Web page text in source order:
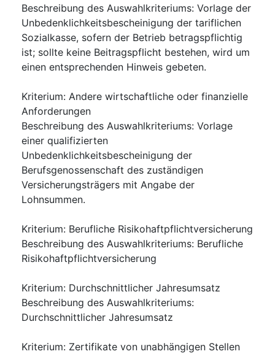
Beschreibung des Auswahlkriteriums: Vorlage der
Unbedenklichkeitsbescheinigung der tariflichen
Sozialkasse, sofern der Betrieb betragspflichtig
ist; sollte keine Beitragspflicht bestehen, wird um
einen entsprechenden Hinweis gebeten.
Kriterium: Andere wirtschaftliche oder finanzielle
Anforderungen
Beschreibung des Auswahlkriteriums: Vorlage
einer qualifizierten
Unbedenklichkeitsbescheinigung der
Berufsgenossenschaft des zuständigen
Versicherungsträgers mit Angabe der
Lohnsummen.
Kriterium: Berufliche Risikohaftpflichtversicherung
Beschreibung des Auswahlkriteriums: Berufliche
Risikohaftpflichtversicherung
Kriterium: Durchschnittlicher Jahresumsatz
Beschreibung des Auswahlkriteriums:
Durchschnittlicher Jahresumsatz
Kriterium: Zertifikate von unabhängigen Stellen